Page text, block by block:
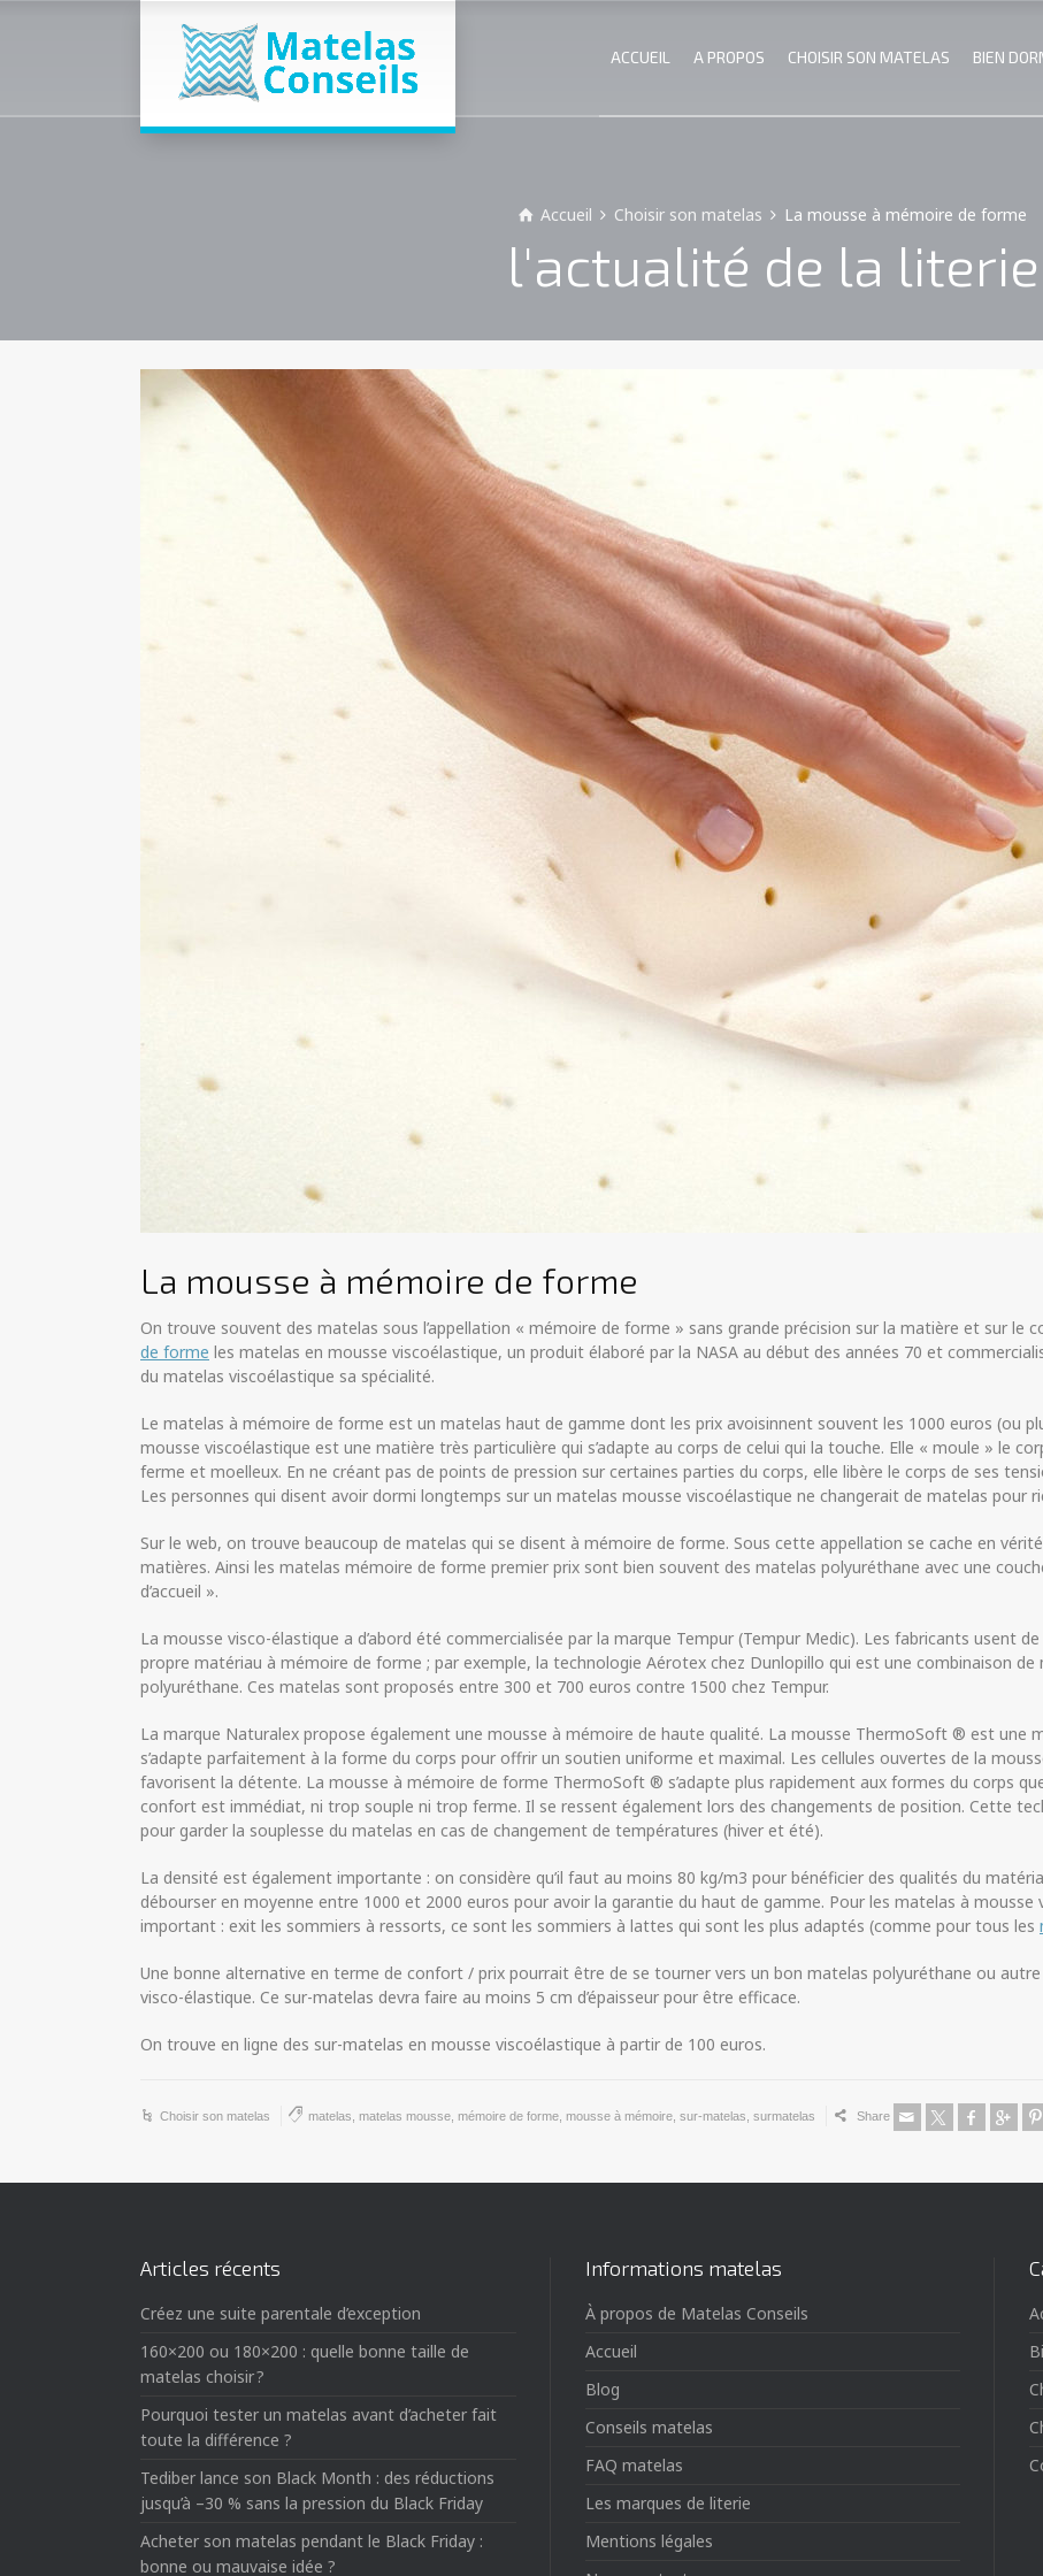
ACCUEIL A PROPOS CHOISIR SON MATELAS BIEN
Accueil Choisir son matelas La mousse à mémoire de forme
l'actualité de la literie
La mousse à mémoire de forme
On trouve souvent des matelas sous l’appellation « mémoire de forme » sans grande précision sur la matière et sur le
de forme les matelas en mousse viscoélastique, un produit élaboré par la NASA au début des années 70 et
du matelas viscoélastique sa spécialité.
Le matelas à mémoire de forme est un matelas haut de gamme dont les prix avoisinnent souvent les 1000 euros (ou
mousse viscoélastique est une matière très particulière qui s’adapte au corps de celui qui la touche. Elle « moule » le
ferme et moelleux. En ne créant pas de points de pression sur certaines parties du corps, elle libère le corps de ses
Les personnes qui disent avoir dormi longtemps sur un matelas mousse viscoélastique ne changerait de matelas pour
Sur le web, on trouve beaucoup de matelas qui se disent à mémoire de forme. Sous cette appellation se cache en
matières. Ainsi les matelas mémoire de forme premier prix sont bien souvent des matelas polyuréthane avec une
d’accueil ».
La mousse visco-élastique a d’abord été commercialisée par la marque Tempur (Tempur Medic). Les fabricants usent
propre matériau à mémoire de forme ; par exemple, la technologie Aérotex chez Dunlopillo qui est une combinaison
polyuréthane. Ces matelas sont proposés entre 300 et 700 euros contre 1500 chez Tempur.
La marque Naturalex propose également une mousse à mémoire de haute qualité. La mousse ThermoSoft ® est une
s’adapte parfaitement à la forme du corps pour offrir un soutien uniforme et maximal. Les cellules ouvertes de la
favorisent la détente. La mousse à mémoire de forme ThermoSoft ® s’adapte plus rapidement aux formes du corps
confort est immédiat, ni trop souple ni trop ferme. Il se ressent également lors des changements de position. Cette
pour garder la souplesse du matelas en cas de changement de températures (hiver et été).
La densité est également importante : on considère qu’il faut au moins 80 kg/m3 pour bénéficier des qualités du
débourser en moyenne entre 1000 et 2000 euros pour avoir la garantie du haut de gamme. Pour les matelas à mousse
important : exit les sommiers à ressorts, ce sont les sommiers à lattes qui sont les plus adaptés (comme pour tous les
Une bonne alternative en terme de confort / prix pourrait être de se tourner vers un bon matelas polyuréthane ou autre
visco-élastique. Ce sur-matelas devra faire au moins 5 cm d’épaisseur pour être efficace.
On trouve en ligne des sur-matelas en mousse viscoélastique à partir de 100 euros.
Choisir son matelas matelas matelas mousse mémoire de forme mousse à mémoire sur-matelas surmatelas Share
Articles récents
Créez une suite parentale d’exception
160×200 ou 180×200 : quelle bonne taille de
matelas choisir ?
Pourquoi tester un matelas avant d’acheter fait
toute la différence ?
Tediber lance son Black Month : des réductions
jusqu’à –30 % sans la pression du Black Friday
Acheter son matelas pendant le Black Friday :
bonne ou mauvaise idée ?
Informations matelas
À propos de Matelas Conseils
Accueil
Blog
Conseils matelas
FAQ matelas
Les marques de literie
Mentions légales